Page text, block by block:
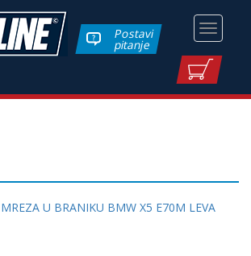
Toggle
Postavi
pitanje
MREZA U BRANIKU BMW X5 E70M LEVA